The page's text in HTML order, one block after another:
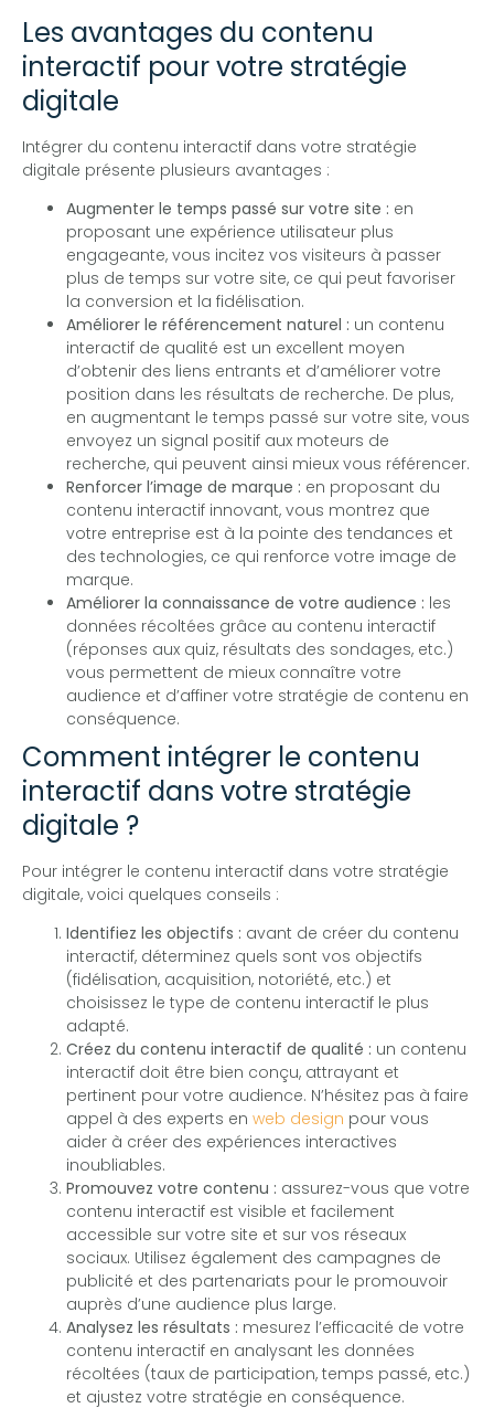
Les avantages du contenu
interactif pour votre stratégie
digitale
Intégrer du contenu interactif dans votre stratégie
digitale présente plusieurs avantages :
Augmenter le temps passé sur votre site : en
proposant une expérience utilisateur plus
engageante, vous incitez vos visiteurs à passer
plus de temps sur votre site, ce qui peut favoriser
la conversion et la fidélisation.
Améliorer le référencement naturel : un contenu
interactif de qualité est un excellent moyen
d’obtenir des liens entrants et d’améliorer votre
position dans les résultats de recherche. De plus,
en augmentant le temps passé sur votre site, vous
envoyez un signal positif aux moteurs de
recherche, qui peuvent ainsi mieux vous référencer.
Renforcer l’image de marque : en proposant du
contenu interactif innovant, vous montrez que
votre entreprise est à la pointe des tendances et
des technologies, ce qui renforce votre image de
marque.
Améliorer la connaissance de votre audience : les
données récoltées grâce au contenu interactif
(réponses aux quiz, résultats des sondages, etc.)
vous permettent de mieux connaître votre
audience et d’affiner votre stratégie de contenu en
conséquence.
Comment intégrer le contenu
interactif dans votre stratégie
digitale ?
Pour intégrer le contenu interactif dans votre stratégie
digitale, voici quelques conseils :
Identifiez les objectifs : avant de créer du contenu
interactif, déterminez quels sont vos objectifs
(fidélisation, acquisition, notoriété, etc.) et
choisissez le type de contenu interactif le plus
adapté.
Créez du contenu interactif de qualité : un contenu
interactif doit être bien conçu, attrayant et
pertinent pour votre audience. N’hésitez pas à faire
appel à des experts en web design pour vous
aider à créer des expériences interactives
inoubliables.
Promouvez votre contenu : assurez-vous que votre
contenu interactif est visible et facilement
accessible sur votre site et sur vos réseaux
sociaux. Utilisez également des campagnes de
publicité et des partenariats pour le promouvoir
auprès d’une audience plus large.
Analysez les résultats : mesurez l’efficacité de votre
contenu interactif en analysant les données
récoltées (taux de participation, temps passé, etc.)
et ajustez votre stratégie en conséquence.